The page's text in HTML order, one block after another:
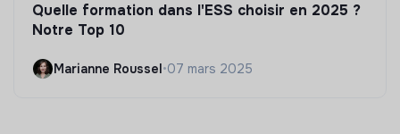
Quelle formation dans l'ESS choisir en 2025 ?
Notre Top 10
Marianne Roussel•07 mars 2025